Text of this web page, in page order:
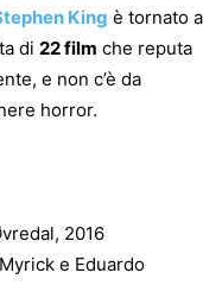
King è tornato a
di 22 film che reputa
e non c’è da
horror.
2016
e Eduardo